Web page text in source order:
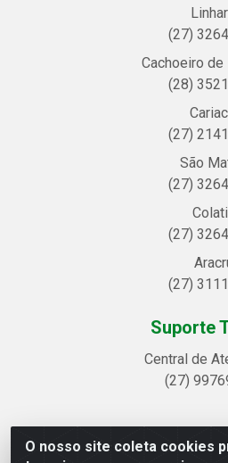
O nosso site coleta cookies
(27)
Cachoeiro
(28)
(27)
São
(27)
(27)
(27)
Suporte
Central de
(27)
Linhavix Distribuidora LTDA -